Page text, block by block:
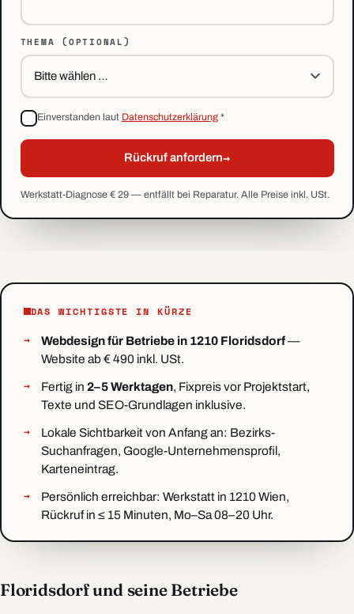
THEMA (OPTIONAL)
Einverstanden laut Datenschutzerklärung *
Rückruf anfordern→
Werkstatt-Diagnose € 29 — entfällt bei Reparatur. Alle Preise inkl. USt.
DAS WICHTIGSTE IN KÜRZE
Webdesign für Betriebe in 1210 Floridsdorf—
Website ab € 490 inkl. USt.
Fertig in 2–5 Werktagen, Fixpreis vor Projektstart,
Texte und SEO-Grundlagen inklusive.
Lokale Sichtbarkeit von Anfang an: Bezirks-
Suchanfragen, Google-Unternehmensprofil,
Karteneintrag.
Persönlich erreichbar: Werkstatt in 1210 Wien,
Rückruf in ≤ 15 Minuten, Mo–Sa 08–20 Uhr.
Floridsdorf und seine Betriebe